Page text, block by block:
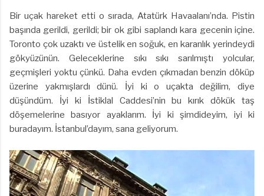
Bir uçak hareket etti o sırada, Atatürk Havaalanı’nda. Pistin
başında gerildi, gerildi; bir ok gibi saplandı kara gecenin içine.
Toronto çok uzaktı ve üstelik en soğuk, en karanlık yerindeydi
gökyüzünün. Geleceklerine sıkı sıkı sarılmıştı yolcular,
geçmişleri yoktu çünkü. Daha evden çıkmadan benzin döküp
üzerine yakmışlardı dünü. İyi ki o uçakta değilim, diye
düşündüm. İyi ki İstiklal Caddesi’nin bu kırık dökük taş
döşemelerine basıyor ayaklarım. İyi ki şimdideyim, iyi ki
buradayım. İstanbul’dayım, sana geliyorum.